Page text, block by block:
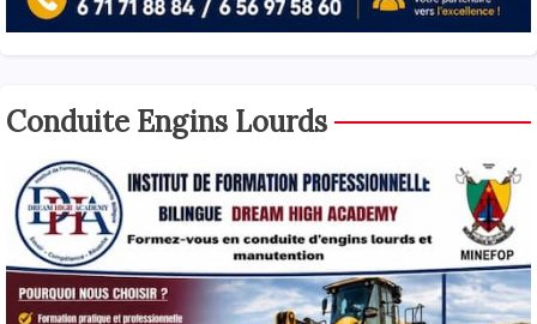
Conduite Engins Lourds